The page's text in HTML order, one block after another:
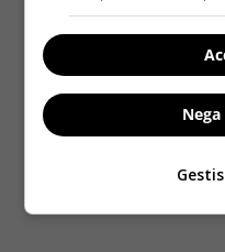
molto più ampio,
fondamentale per il
dieta esclude
pochissimi formaggi e
soprattutto sul